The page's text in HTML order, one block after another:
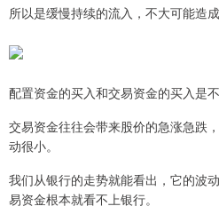
所以是缓慢持续的流入，不大可能造
配置资金的买入和交易资金的买入是不
交易资金往往会带来股价的急涨急跌
动很小。
我们从银行的走势就能看出，它的波
易资金根本就看不上银行。